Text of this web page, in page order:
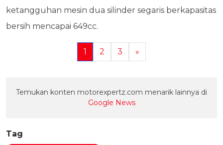
ketangguhan mesin dua silinder segaris berkapasitas
bersih mencapai 649cc.
1 2 3 »
Temukan konten motorexpertz.com menarik lainnya di
Google News
Tag